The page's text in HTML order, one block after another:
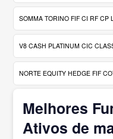
SOMMA TORINO FIF CI RF CP
V8 CASH PLATINUM CIC
NORTE EQUITY HEDGE FIF
Melhores
Ativos de